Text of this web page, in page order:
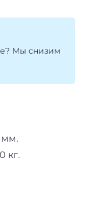
Мы снизим
мм.
кг.